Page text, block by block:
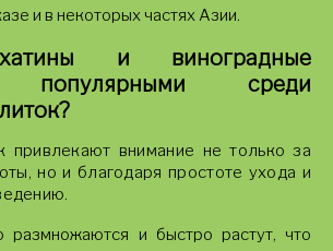
и в некоторых частях Азии.
и виноградные
популярными среди
привлекают внимание не только за
но и благодаря простоте ухода и
размножаются и быстро растут, что